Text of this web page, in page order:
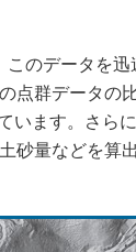
のデータを迅
点群データの
います。さら
砂量などを算